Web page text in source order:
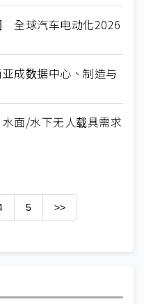
全球汽车电动化2026
成数据中心、制造与
面/水下无人载具需求
5 >>